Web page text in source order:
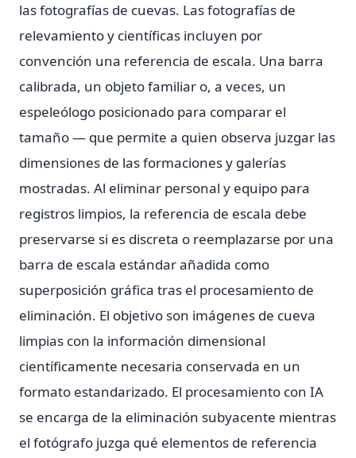
las fotografías de cuevas. Las fotografías de
relevamiento y científicas incluyen por
convención una referencia de escala. Una barra
calibrada, un objeto familiar o, a veces, un
espeleólogo posicionado para comparar el
tamaño — que permite a quien observa juzgar las
dimensiones de las formaciones y galerías
mostradas. Al eliminar personal y equipo para
registros limpios, la referencia de escala debe
preservarse si es discreta o reemplazarse por una
barra de escala estándar añadida como
superposición gráfica tras el procesamiento de
eliminación. El objetivo son imágenes de cueva
limpias con la información dimensional
científicamente necesaria conservada en un
formato estandarizado. El procesamiento con IA
se encarga de la eliminación subyacente mientras
el fotógrafo juzga qué elementos de referencia